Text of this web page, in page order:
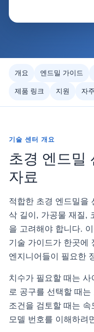
개요 엔드밀 가이드
제품 링크 지원 자
기술 센터 개요
초경 엔드밀
자료
적합한 초경 엔드밀을
삭 길이, 가공물 재질,
을 고려해야 합니다.
기술 가이드가 한곳에
엔지니어들이 필요한
치수가 필요할 때는
로 공구를 선택할 때
조건을 검토할 때는
모델 번호를 이해하려